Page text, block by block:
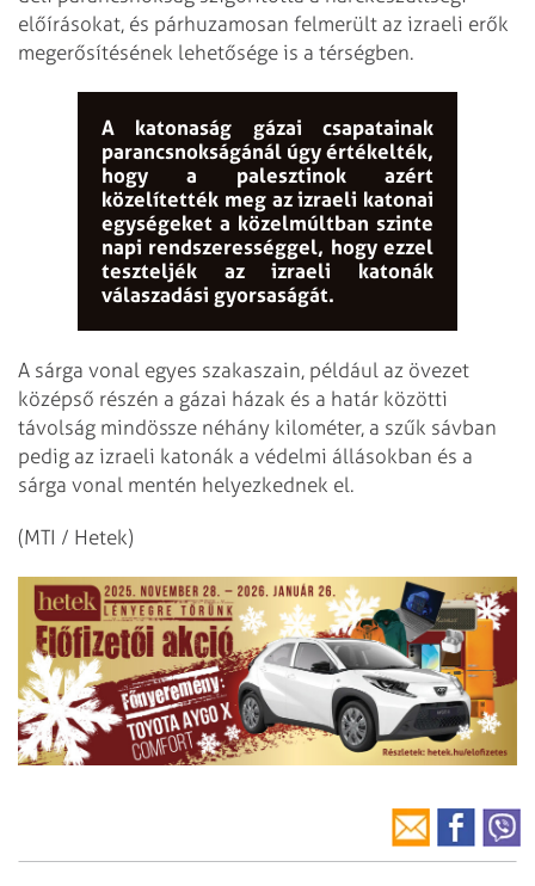
előírásokat, és párhuzamosan felmerült az izraeli erők
megerősítésének lehetősége is a térségben.
A katonaság gázai csapatainak
parancsnokságánál úgy értékelték,
hogy a palesztinok azért
közelítették meg az izraeli katonai
egységeket a közelmúltban szinte
napi rendszerességgel, hogy ezzel
teszteljék az izraeli katonák
válaszadási gyorsaságát.
A sárga vonal egyes szakaszain, például az övezet
középső részén a gázai házak és a határ közötti
távolság mindössze néhány kilométer, a szűk sávban
pedig az izraeli katonák a védelmi állásokban és a
sárga vonal mentén helyezkednek el.
(MTI / Hetek)